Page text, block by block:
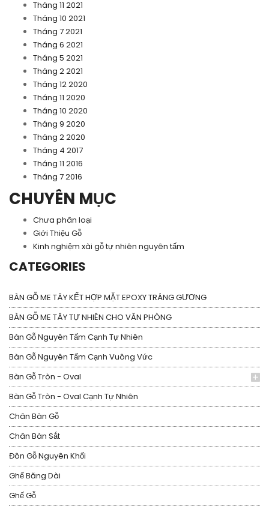
Tháng 11 2021
Tháng 10 2021
Tháng 7 2021
Tháng 6 2021
Tháng 5 2021
Tháng 2 2021
Tháng 12 2020
Tháng 11 2020
Tháng 10 2020
Tháng 9 2020
Tháng 2 2020
Tháng 4 2017
Tháng 11 2016
Tháng 7 2016
CHUYÊN MỤC
Chưa phân loại
Giới Thiệu Gỗ
Kinh nghiệm xài gỗ tự nhiên nguyên tấm
CATEGORIES
BÀN GỖ ME TÂY KẾT HỢP MẶT EPOXY TRÁNG GƯƠNG
BÀN GỖ ME TÂY TỰ NHIÊN CHO VĂN PHÒNG
Bàn Gỗ Nguyên Tấm Cạnh Tự Nhiên
Bàn Gỗ Nguyên Tấm Cạnh Vuông Vức
Bàn Gỗ Tròn - Oval
Bàn Gỗ Tròn - Oval Cạnh Tự Nhiên
Chân Bàn Gỗ
Chân Bàn Sắt
Đôn Gỗ Nguyên Khối
Ghế Băng Dài
Ghế Gỗ